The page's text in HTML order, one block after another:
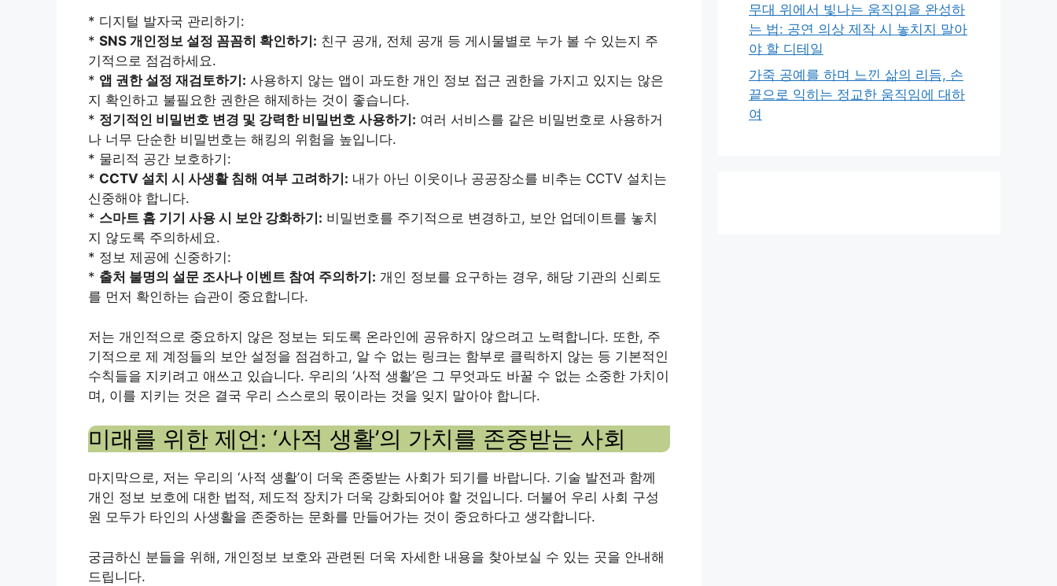
* 디지털 발자국 관리하기:
* SNS 개인정보 설정 꼼꼼히 확인하기: 친구 공개, 전체 공개 등 게시물별로 누가 볼 수 있는지 주
기적으로 점검하세요.
* 앱 권한 설정 재검토하기: 사용하지 않는 앱이 과도한 개인 정보 접근 권한을 가지고 있지는 않은
지 확인하고 불필요한 권한은 해제하는 것이 좋습니다.
* 정기적인 비밀번호 변경 및 강력한 비밀번호 사용하기: 여러 서비스를 같은 비밀번호로 사용하거
나 너무 단순한 비밀번호는 해킹의 위험을 높입니다.
* 물리적 공간 보호하기:
* CCTV 설치 시 사생활 침해 여부 고려하기: 내가 아닌 이웃이나 공공장소를 비추는 CCTV 설치는
신중해야 합니다.
* 스마트 홈 기기 사용 시 보안 강화하기: 비밀번호를 주기적으로 변경하고, 보안 업데이트를 놓치
지 않도록 주의하세요.
* 정보 제공에 신중하기:
* 출처 불명의 설문 조사나 이벤트 참여 주의하기: 개인 정보를 요구하는 경우, 해당 기관의 신뢰도
를 먼저 확인하는 습관이 중요합니다.
저는 개인적으로 중요하지 않은 정보는 되도록 온라인에 공유하지 않으려고 노력합니다. 또한, 주
기적으로 제 계정들의 보안 설정을 점검하고, 알 수 없는 링크는 함부로 클릭하지 않는 등 기본적인
수칙들을 지키려고 애쓰고 있습니다. 우리의 ‘사적 생활’은 그 무엇과도 바꿀 수 없는 소중한 가치이
며, 이를 지키는 것은 결국 우리 스스로의 몫이라는 것을 잊지 말아야 합니다.
미래를 위한 제언: ‘사적 생활’의 가치를 존중받는 사회
마지막으로, 저는 우리의 ‘사적 생활’이 더욱 존중받는 사회가 되기를 바랍니다. 기술 발전과 함께
개인 정보 보호에 대한 법적, 제도적 장치가 더욱 강화되어야 할 것입니다. 더불어 우리 사회 구성
원 모두가 타인의 사생활을 존중하는 문화를 만들어가는 것이 중요하다고 생각합니다.
궁금하신 분들을 위해, 개인정보 보호와 관련된 더욱 자세한 내용을 찾아보실 수 있는 곳을 안내해
드립니다.
무대 위에서 빛나는 움직임을 완성하
는 법: 공연 의상 제작 시 놓치지 말아
야 할 디테일
가죽 공예를 하며 느낀 삶의 리듬, 손
끝으로 익히는 정교한 움직임에 대하
여